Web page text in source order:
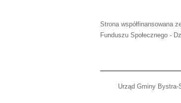
Strona współfinansowana
Funduszu Społecznego -
Urząd Gminy Bystra-